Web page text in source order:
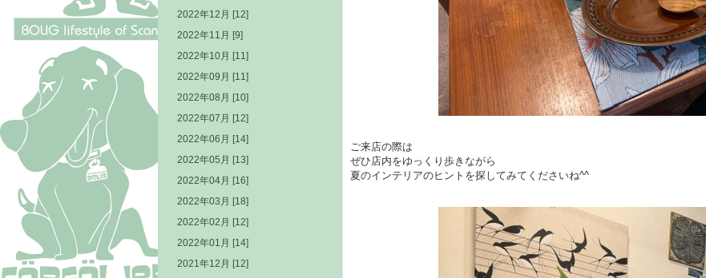
ご来店の際は
ぜひ店内をゆっくり歩きながら
夏のインテリアのヒントを探してみてくださいね^^
2022年12月 [12]
2022年11月 [9]
2022年10月 [11]
2022年09月 [11]
2022年08月 [10]
2022年07月 [12]
2022年06月 [14]
2022年05月 [13]
2022年04月 [16]
2022年03月 [18]
2022年02月 [12]
2022年01月 [14]
2021年12月 [12]